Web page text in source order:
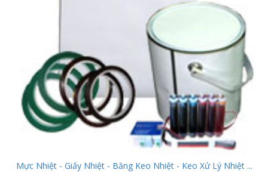
Mực Nhiệt - Giấy Nhiệt - Băng Keo Nhiệt - Keo Xử Lý Nhiệt ...